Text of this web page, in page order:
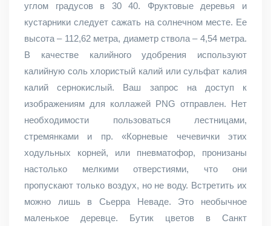
углом градусов в 30 40. Фруктовые деревья и
кустарники следует сажать на солнечном месте. Ее
высота – 112,62 метра, диаметр ствола – 4,54 метра.
В качестве калийного удобрения используют
калийную соль хлористый калий или сульфат калия
калий сернокислый. Ваш запрос на доступ к
изображениям для коллажей PNG отправлен. Нет
необходимости пользоваться лестницами,
стремянками и пр. «Корневые чечевички этих
ходульных корней, или пневматофор, пронизаны
настолько мелкими отверстиями, что они
пропускают только воздух, но не воду. Встретить их
можно лишь в Сьерра Неваде. Это необычное
маленькое деревце. Бутик цветов в Санкт